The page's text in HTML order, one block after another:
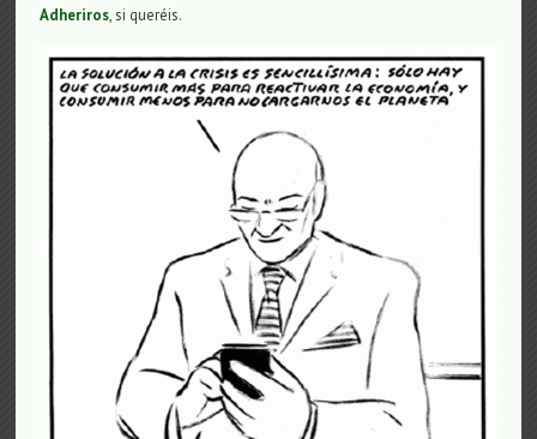
Adheriros, si queréis.